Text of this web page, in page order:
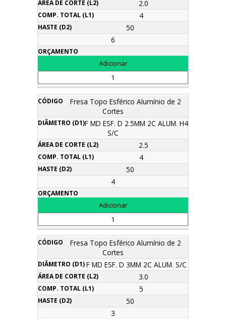
2.0
4
50
6
Fresa Topo Esférico Alumínio de 2
Cortes
F MD ESF. D 2.5MM 2C ALUM. H4
S/C
2.5
4
50
4
Fresa Topo Esférico Alumínio de 2
Cortes
F MD ESF. D 3MM 2C ALUM. S/C
3.0
5
50
3